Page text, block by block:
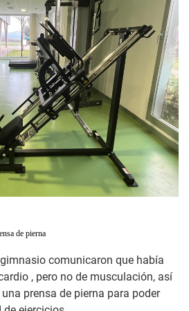
de pierna
comunicaron que había
, pero no de musculación, así
prensa de pierna para poder